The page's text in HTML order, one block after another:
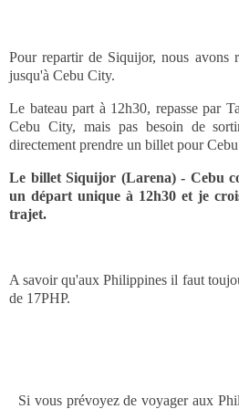
Pour repartir de Siquijor, nous avons
jusqu'à Cebu City.
Le bateau part à 12h30, repasse par
Cebu City, mais pas besoin de
directement prendre un billet pour Cebu
Le billet Siquijor (Larena) - Cebu
un départ unique à 12h30 et je
trajet.
A savoir qu'aux Philippines il faut
de 17PHP.
Si vous prévoyez de voyager aux